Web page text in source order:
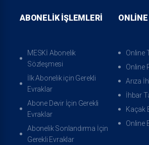
ABONELIK İŞLEMLERI
MESKİ Abonelik
Sözleşmesi
İlk Abonelik için Gerekli
Evraklar
Abone Devir İçin Gerekli
Evraklar
Abonelik Sonlandırma İçin
Gerekli Evraklar
Online
Online
Arıza
İhbar
Kaçak
Online